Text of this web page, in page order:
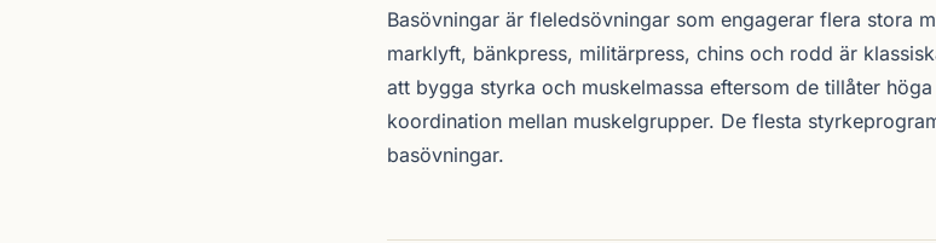
Basövningar är fleledsövningar som engagerar flera stora
marklyft, bänkpress, militärpress, chins och rodd är
att bygga styrka och muskelmassa eftersom de tillåter
koordination mellan muskelgrupper. De flesta
basövningar.